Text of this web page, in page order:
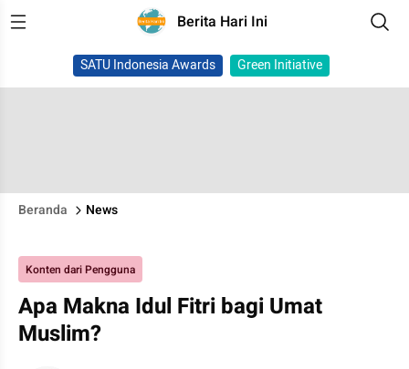
Berita Hari Ini
SATU Indonesia Awards Green Initiative
Beranda News
Konten dari Pengguna
Apa Makna Idul Fitri bagi Umat
Muslim?